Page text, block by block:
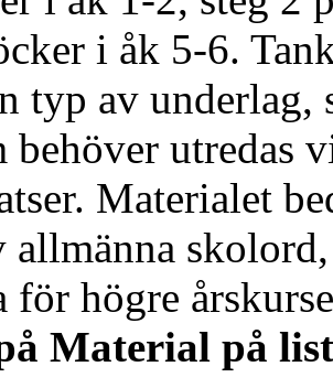
i åk 5-6.
typ av
behöver utredas
Materialet
allmänna
för högre
Material på